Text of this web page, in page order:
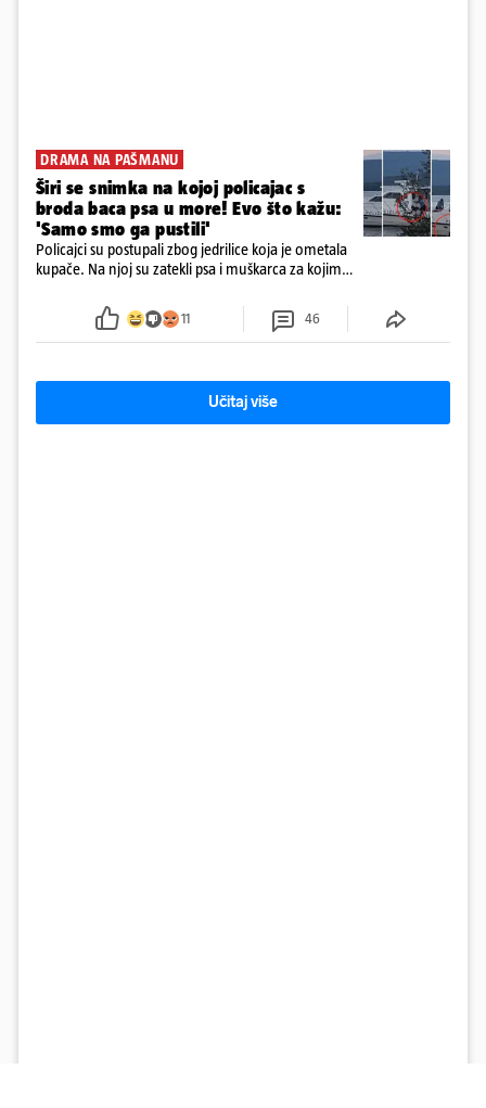
DRAMA NA PAŠMANU
Širi se snimka na kojoj policajac s
broda baca psa u more! Evo što kažu:
'Samo smo ga pustili'
Policajci su postupali zbog jedrilice koja je ometala
kupače. Na njoj su zatekli psa i muškarca za kojim
ga uhitili, a psa je preuzeo komunalni redar
11 46
Učitaj više